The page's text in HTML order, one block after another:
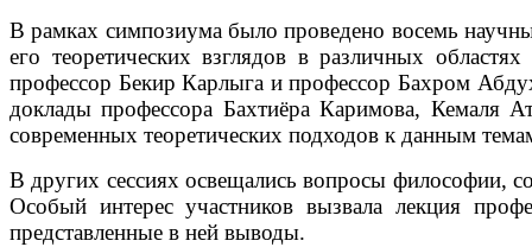
В рамках симпозиума было проведено восемь
его теоретических взглядов в различных
профессор Бекир Карлыга и профессор Бахром
доклады профессора Бахтиёра Каримова, Кемаля
современных теоретических подходов к данным
В других сессиях освещались вопросы философии,
Особый интерес участников вызвала лекция
представленные в ней выводы.